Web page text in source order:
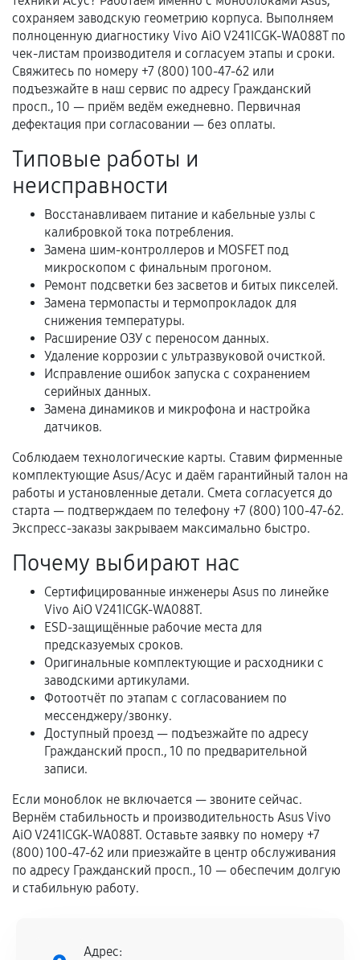
Документы для подтверждения
гарантии
Гарантийный талон.
Акт выполненных работ с датой, перечнем
услуг и сроком гарантии.
и кассовый чек.
Расширенная гарантия
В некоторых случаях возможно оформление
расширенной гарантии. Стоимость, сроки и
условия продления согласовываются отдельно и
фиксируются в документах.
Когда гарантия не действует
Нарушение правил эксплуатации,
перегрев, коррозия.
Самостоятельный ремонт или вмешательство
третьих лиц.
Естественный износ деталей, если иное не
предусмотрено отдельно.
Обращение после окончания гарантийного
срока.
Программные сбои, если это не указано в
отдельных условиях.
Если комплектующие куплены
самостоятельно
Гарантия на выполненные работы может
соблюдены следующие условия:
Предоставленные детали подходят по
техническим параметрам и не имеют внешних
дефектов.
Установка была выполнена нашим сервисным
остается на стороне производителя или
сохраняем заводскую геометрию корпуса. Выполняем
полноценную диагностику Vivo AiO V241ICGK-WA088T по
чек-листам производителя и согласуем этапы и сроки.
Свяжитесь по номеру +7 (800) 100-47-62 или
подъезжайте в наш сервис по адресу Гражданский
просп., 10 — приём ведём ежедневно. Первичная
дефектация при согласовании — без оплаты.
Типовые работы и
неисправности
Восстанавливаем питание и кабельные узлы с
калибровкой тока потребления.
Замена шим-контроллеров и MOSFET под
микроскопом с финальным прогоном.
Ремонт подсветки без засветов и битых пикселей.
Замена термопасты и термопрокладок для
снижения температуры.
Расширение ОЗУ с переносом данных.
Удаление коррозии с ультразвуковой очисткой.
Исправление ошибок запуска с сохранением
серийных данных.
Замена динамиков и микрофона и настройка
датчиков.
Соблюдаем технологические карты. Ставим фирменные
комплектующие Asus/Асус и даём гарантийный талон на
работы и установленные детали. Смета согласуется до
старта — подтверждаем по телефону +7 (800) 100-47-62.
Экспресс-заказы закрываем максимально быстро.
Почему выбирают нас
Сертифицированные инженеры Asus по линейке
Vivo AiO V241ICGK-WA088T.
ESD-защищённые рабочие места для
предсказуемых сроков.
Оригинальные комплектующие и расходники с
заводскими артикулами.
Фотоотчёт по этапам с согласованием по
мессенджеру/звонку.
Доступный проезд — подъезжайте по адресу
Гражданский просп., 10 по предварительной
записи.
Если моноблок не включается — звоните сейчас.
Вернём стабильность и производительность Asus Vivo
AiO V241ICGK-WA088T. Оставьте заявку по номеру +7
(800) 100-47-62 или приезжайте в центр обслуживания
по адресу Гражданский просп., 10 — обеспечим долгую
и стабильную работу.
Адрес: